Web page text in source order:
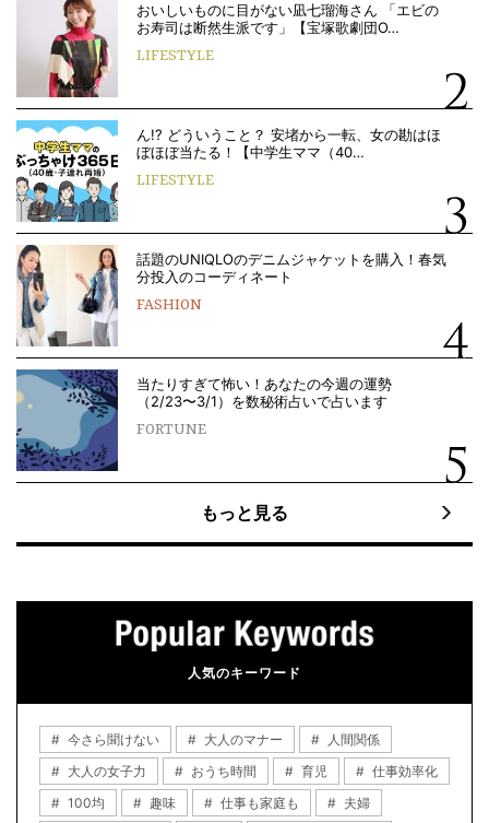
おいしいものに目がない凪七瑠海さん 「エビの
お寿司は断然生派です」【宝塚歌劇団O…
LIFESTYLE
ん!? どういうこと？ 安堵から一転、女の勘はほ
ぼほぼ当たる！【中学生ママ（40…
LIFESTYLE
話題のUNIQLOのデニムジャケットを購入！春気
分投入のコーディネート
FASHION
当たりすぎて怖い！あなたの今週の運勢
（2/23〜3/1）を数秘術占いで占います
FORTUNE
もっと見る
人気のキーワード
今さら聞けない 大人のマナー
人間関係
大人の女子力
おうち時間 育児
仕事効率化
100均
趣味 仕事も家庭も 夫婦